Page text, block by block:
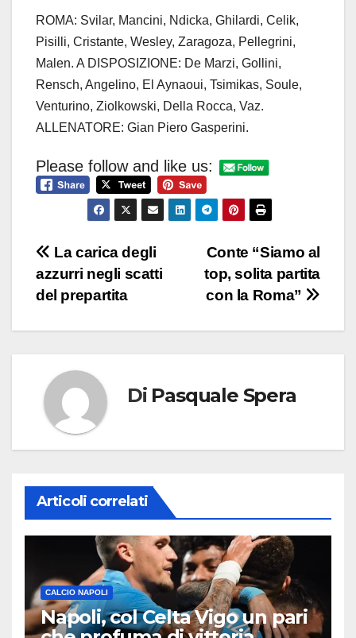
ROMA: Svilar, Mancini, Ndicka, Ghilardi, Celik,
Pisilli, Cristante, Wesley, Zaragoza, Pellegrini,
Malen. A DISPOSIZIONE: De Marzi, Gollini,
Rensch, Angelino, El Aynaoui, Tsimikas, Soule,
Venturino, Ziolkowski, Della Rocca, Vaz.
ALLENATORE: Gian Piero Gasperini.
Please follow and like us:
Navigazione
articoli
Conte “Siamo al
top, solita partita
con la Roma”
La carica degli
azzurri negli scatti
del prepartita
Di Pasquale Spera
Articoli correlati
CALCIO NAPOLI
Napoli, col Celta Vigo un pari